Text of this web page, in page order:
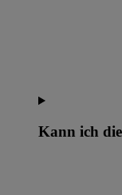
Kann ich